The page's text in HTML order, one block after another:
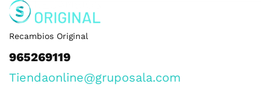
Recambios Original
965269119
Tiendaonline@gruposala.com